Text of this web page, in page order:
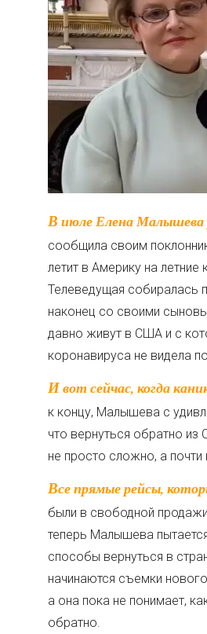
В июле Елена Малышева радостно
сообщила своим
летит в Америку на летние
Телеведущая собиралась
наконец со своими
давно живут в США и с
коронавируса не видела
И вот сейчас, когда каникулы подходят
к концу, Малышева с
что вернуться обратно
не просто сложно, а
Все прямые рейсы, которые до этого
были в свободной
теперь Малышева
способы вернуться в
начинаются съемки
а она пока не понимает,
обратно.